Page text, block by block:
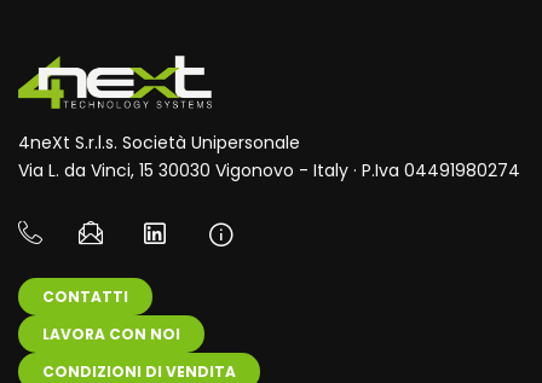
4neXt S.r.l.s. Società Unipersonale
Via L. da Vinci, 15 30030 Vigonovo - Italy · P.Iva 04491980274
CONTATTI
LAVORA CON NOI
CONDIZIONI DI VENDITA